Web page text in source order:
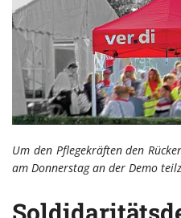
Um den Pflegekräften den
am Donnerstag an der Demo